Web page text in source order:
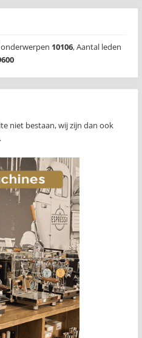
10106,Aantal leden
niet bestaan, wij zijn dan ook